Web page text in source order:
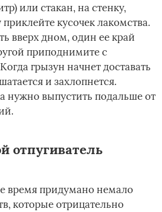
или стакан, на стенку,
кусочек лакомства.
вверх дном, один ее край
приподнимите с
грызун начнет доставать
и захлопнется.
нужно выпустить подальше от
отпугиватель
время придумано немало
которые отрицательно